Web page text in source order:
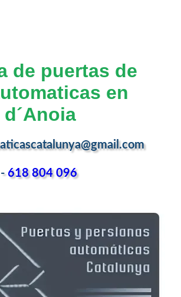
de puertas de
en
618 804 096